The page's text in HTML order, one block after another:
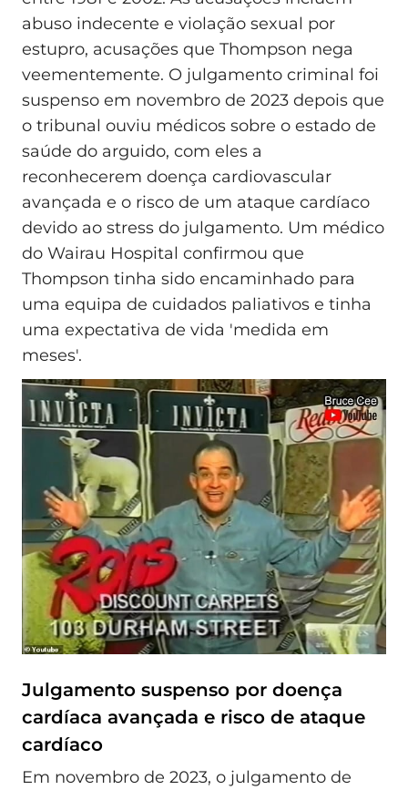
abuso indecente e violação sexual por
estupro, acusações que Thompson nega
veementemente. O julgamento criminal foi
suspenso em novembro de 2023 depois que
o tribunal ouviu médicos sobre o estado de
saúde do arguido, com eles a
reconhecerem doença cardiovascular
avançada e o risco de um ataque cardíaco
devido ao stress do julgamento. Um médico
do Wairau Hospital confirmou que
Thompson tinha sido encaminhado para
uma equipa de cuidados paliativos e tinha
uma expectativa de vida 'medida em
meses'.
Julgamento suspenso por doença
cardíaca avançada e risco de ataque
cardíaco
Em novembro de 2023, o julgamento de